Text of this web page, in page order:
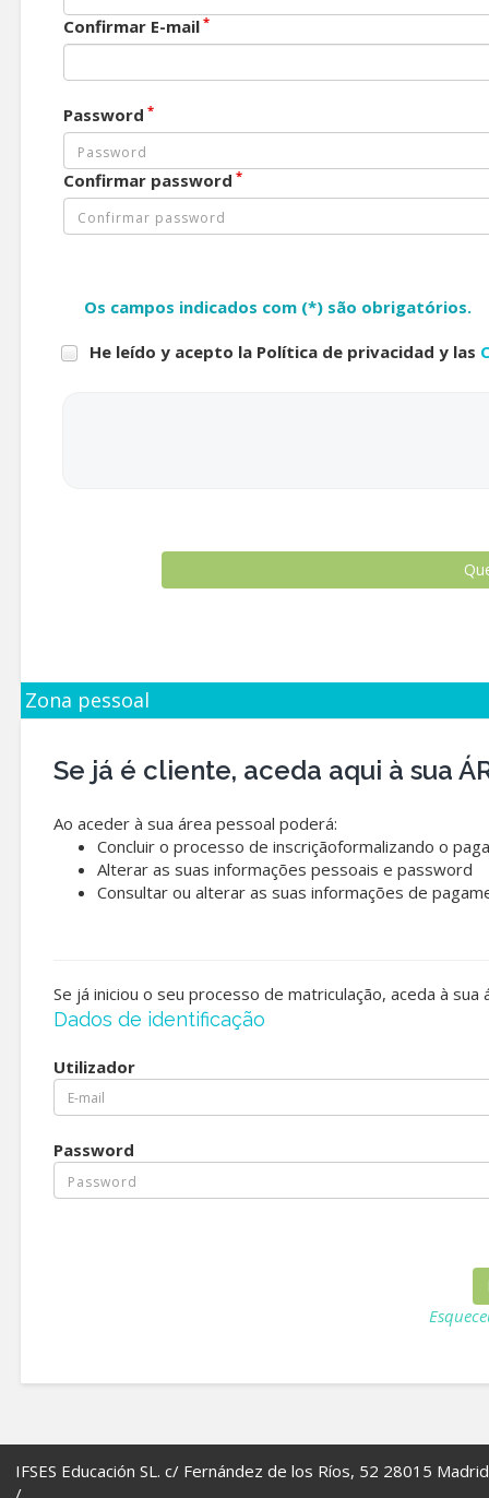
Confirmar E-mail *
Password *
Confirmar password *
Os campos indicados com (*) são obrigatórios.
He leído y acepto la Política de privacidad y las
Zona pessoal
Se já é cliente, aceda aqui à sua
Ao aceder à sua área pessoal poderá:
Concluir o processo de inscriçãoformalizando o
Alterar as suas informações pessoais e password
Consultar ou alterar as suas informações de
Se já iniciou o seu processo de matriculação, aceda à
Dados de identificação
Utilizador
Password
IFSES Educación SL. c/ Fernández de los Ríos, 52 28015